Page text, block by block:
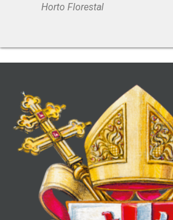
Horto